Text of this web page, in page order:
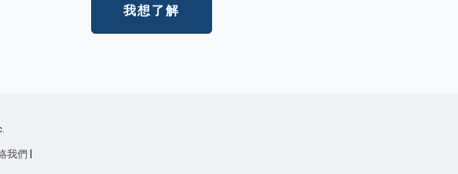
我想了解
我們 |